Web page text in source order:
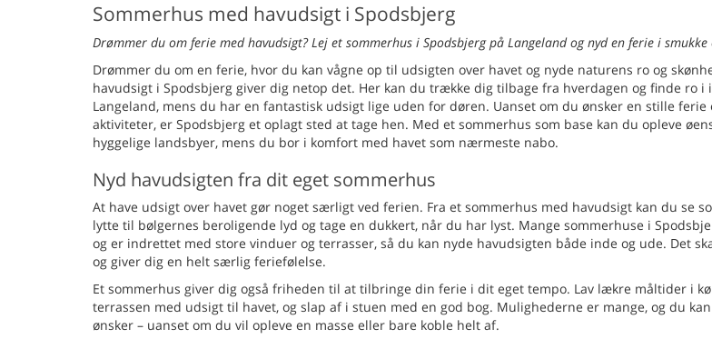
Sommerhus med havudsigt i Spodsbjerg
Drømmer du om ferie med havudsigt? Lej et sommerhus i Spodsbjerg på Langeland og nyd en ferie i smukke
Drømmer du om en ferie, hvor du kan vågne op til udsigten over havet og nyde naturens ro og
havudsigt i Spodsbjerg giver dig netop det. Her kan du trække dig tilbage fra hverdagen og finde ro i
Langeland, mens du har en fantastisk udsigt lige uden for døren. Uanset om du ønsker en stille
aktiviteter, er Spodsbjerg et oplagt sted at tage hen. Med et sommerhus som base kan du opleve
hyggelige landsbyer, mens du bor i komfort med havet som nærmeste nabo.
Nyd havudsigten fra dit eget sommerhus
At have udsigt over havet gør noget særligt ved ferien. Fra et sommerhus med havudsigt kan du se
lytte til bølgernes beroligende lyd og tage en dukkert, når du har lyst. Mange sommerhuse i
og er indrettet med store vinduer og terrasser, så du kan nyde havudsigten både inde og ude. Det
og giver dig en helt særlig feriefølelse.
Et sommerhus giver dig også friheden til at tilbringe din ferie i dit eget tempo. Lav lækre måltider i
terrassen med udsigt til havet, og slap af i stuen med en god bog. Mulighederne er mange, og du
ønsker – uanset om du vil opleve en masse eller bare koble helt af.